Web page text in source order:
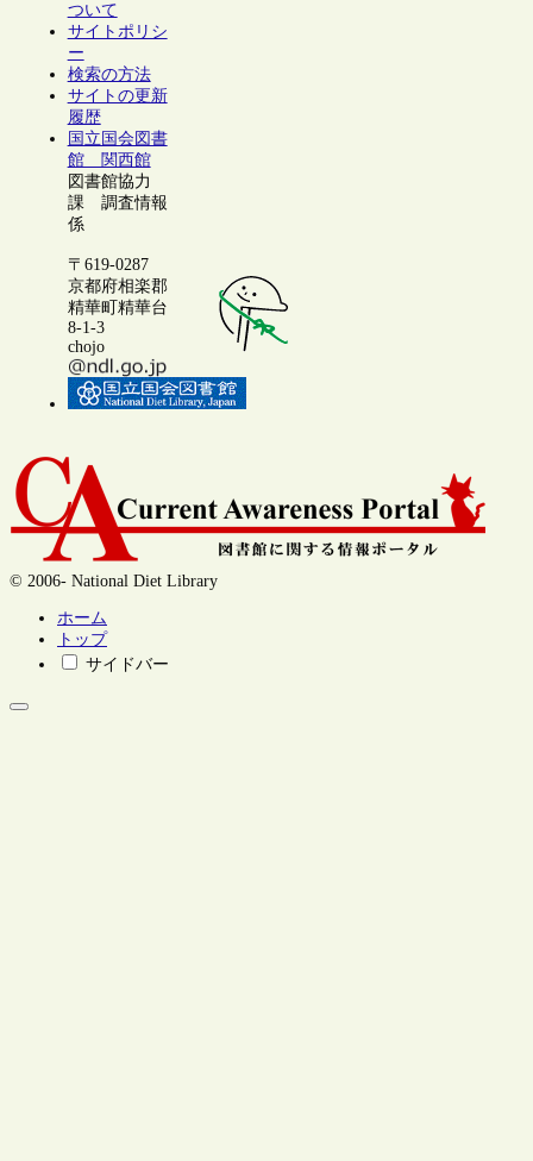
ついて
サイトポリシ
ー
検索の方法
サイトの更新
履歴
国立国会図書
館 関西館
図書館協力
課 調査情報
係
〒619-0287
京都府相楽郡
精華町精華台
8-1-3
chojo
© 2006- National Diet Library
ホーム
トップ
サイドバー